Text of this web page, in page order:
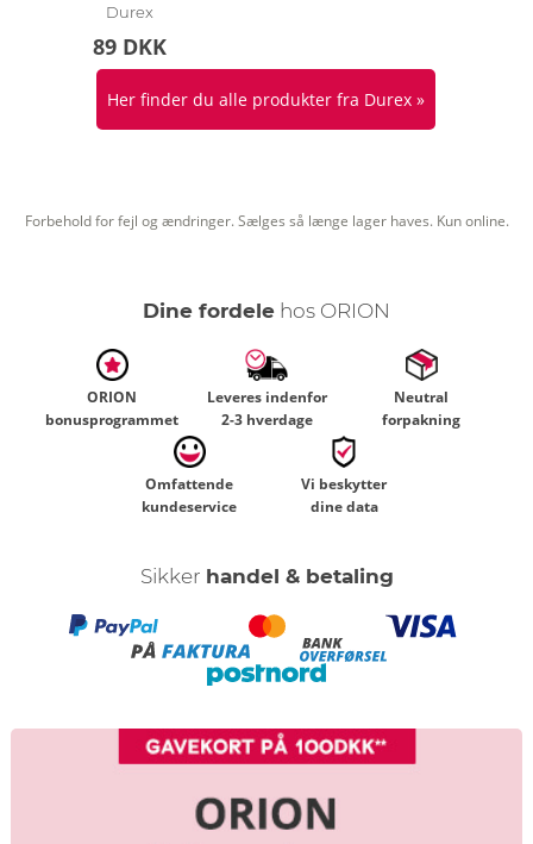
Durex
89 DKK
Her finder du alle produkter fra Durex »
Forbehold for fejl og ændringer. Sælges så længe lager haves. Kun online.
Dine fordele hos ORION
ORION
bonusprogrammet
Leveres indenfor
2-3 hverdage
Neutral
forpakning
Omfattende
kundeservice
Vi beskytter
dine data
Sikker handel & betaling